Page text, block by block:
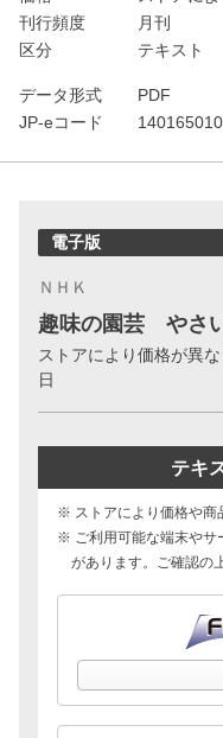
刊行頻度
月刊
区分
テキスト
データ形式
PDF
JP-eコード
電子版
ＮＨＫ
趣味の園芸 やさ
ストアにより価格が異
日
テキ
※ ストアにより価格や商
※ ご利用可能な端末やサ
があります。ご確認の